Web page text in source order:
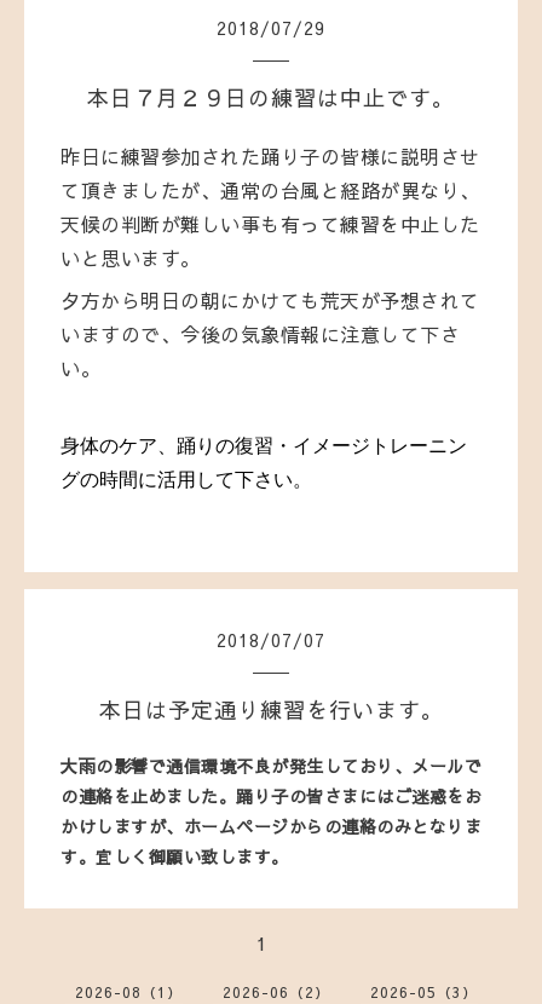
2018/07/29
本日７月２９日の練習は中止です。
昨日に練習参加された踊り子の皆様に説明させ
て頂きましたが、通常の台風と経路が異なり、
天候の判断が難しい事も有って練習を中止した
いと思います。
夕方から明日の朝にかけても荒天が予想されて
いますので、今後の気象情報に注意して下さ
い。
身体のケア、踊りの復習・イメージトレーニン
グの時間に活用して下さい。
2018/07/07
本日は予定通り練習を行います。
大雨の影響で通信環境不良が発生しており、メールで
の連絡を止めました。踊り子の皆さまにはご迷惑をお
かけしますが、ホームページからの連絡のみとなりま
す。宜しく御願い致します。
1
2026-08（1） 2026-06（2） 2026-05（3）